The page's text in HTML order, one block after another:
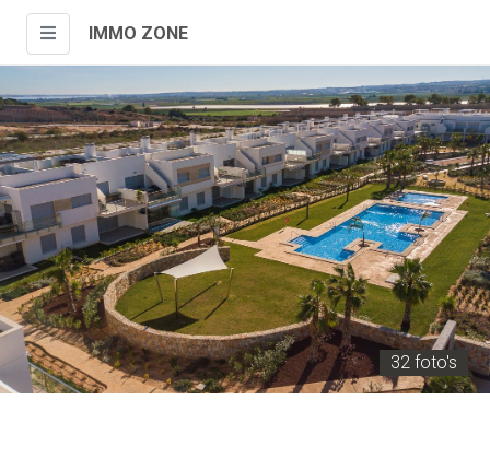
IMMO ZONE
32 foto's